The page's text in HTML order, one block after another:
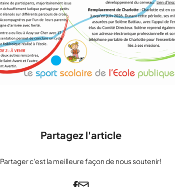
Partagez l'article
Partager c'est la meilleure façon de nous soutenir!